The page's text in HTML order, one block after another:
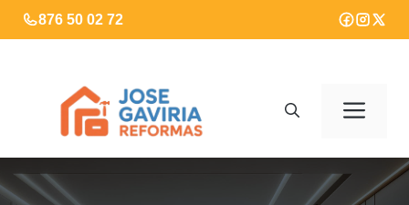
Saltar
al
876 50 02 72